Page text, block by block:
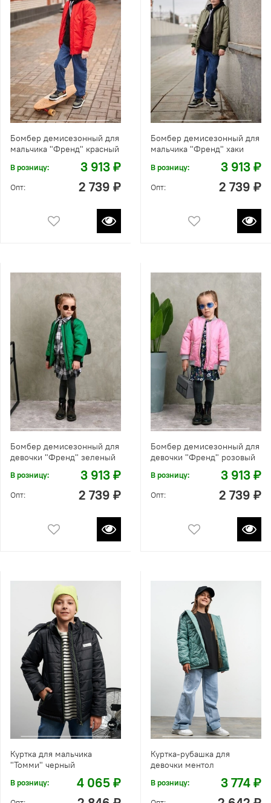
Бомбер демисезонный для
мальчика "Френд" красный
В розницу: 3 913 ₽
Опт: 2 739 ₽
Бомбер демисезонный для
мальчика "Френд" хаки
В розницу: 3 913 ₽
Опт: 2 739 ₽
Бомбер демисезонный для
девочки "Френд" зеленый
В розницу: 3 913 ₽
Опт: 2 739 ₽
Бомбер демисезонный для
девочки "Френд" розовый
В розницу: 3 913 ₽
Опт: 2 739 ₽
Куртка для мальчика
"Томми" черный
В розницу: 4 065 ₽
Куртка-рубашка для
девочки ментол
В розницу: 3 774 ₽